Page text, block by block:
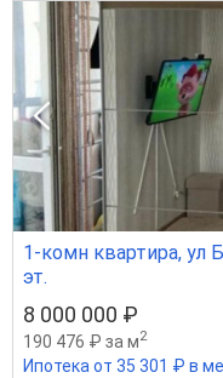
1-комн квартира, ул
эт.
8 000 000 ₽
190 476 ₽ за м2
Ипотека от 35 301 ₽ в